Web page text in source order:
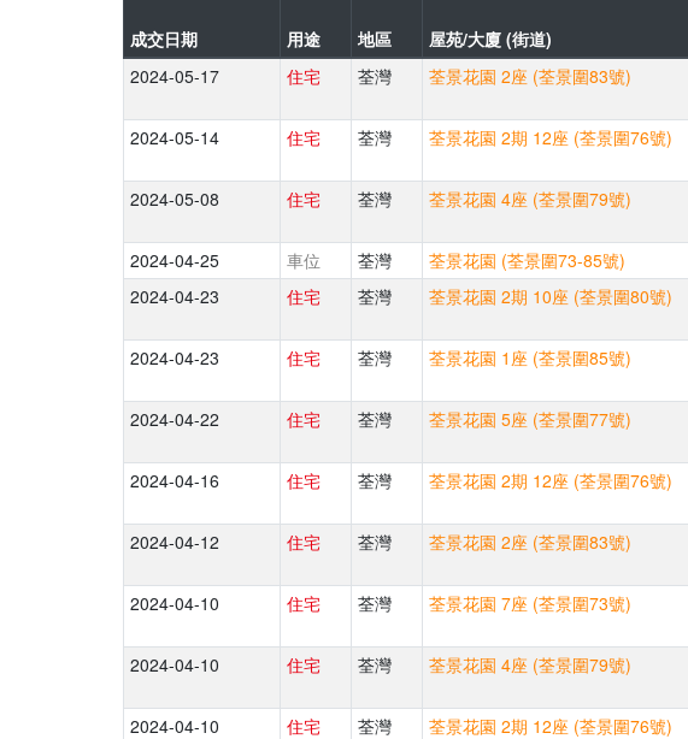
成交日期 用途 地區 屋苑/大廈 (街道)
2024-05-17
住宅 荃灣 荃景花園 2座 (荃景圍83號)
2024-05-14 住宅 荃灣 荃景花園 2期 12座 (荃景圍76號)
2024-05-08 住宅 荃灣 荃景花園 4座 (荃景圍79號)
2024-04-25 車位 荃灣 荃景花園 (荃景圍73-85號)
2024-04-23
住宅 荃灣 荃景花園 2期 10座 (荃景圍80號)
2024-04-23 住宅 荃灣 荃景花園 1座 (荃景圍85號)
2024-04-22 住宅 荃灣 荃景花園 5座 (荃景圍77號)
2024-04-16 住宅 荃灣 荃景花園 2期 12座 (荃景圍76號)
2024-04-12 住宅 荃灣 荃景花園 2座 (荃景圍83號)
2024-04-10 住宅 荃灣 荃景花園 7座 (荃景圍73號)
2024-04-10 住宅 荃灣 荃景花園 4座 (荃景圍79號)
2024-04-10 住宅 荃灣 荃景花園 2期 12座 (荃景圍76號)